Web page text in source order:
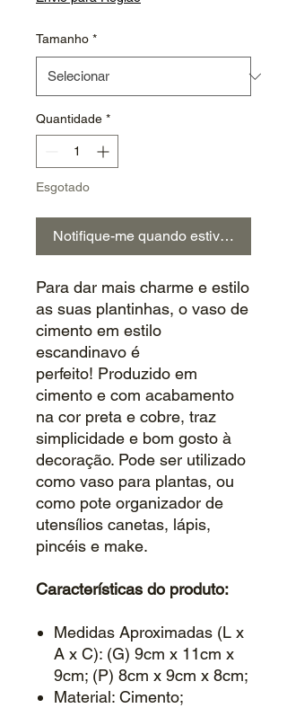
Tamanho *
Quantidade *
Esgotado
Notifique-me quando estiver
Para dar mais charme e estilo
as suas plantinhas, o vaso de
cimento em estilo
escandinavo é
perfeito! Produzido em
cimento e com acabamento
na cor preta e cobre, traz
simplicidade e bom gosto à
decoração. Pode ser utilizado
como vaso para plantas, ou
como pote organizador de
utensílios canetas, lápis,
pincéis e make.
Características do produto:
Medidas Aproximadas (L x
A x C): (G) 9cm x 11cm x
9cm; (P) 8cm x 9cm x 8cm;
Material: Cimento;